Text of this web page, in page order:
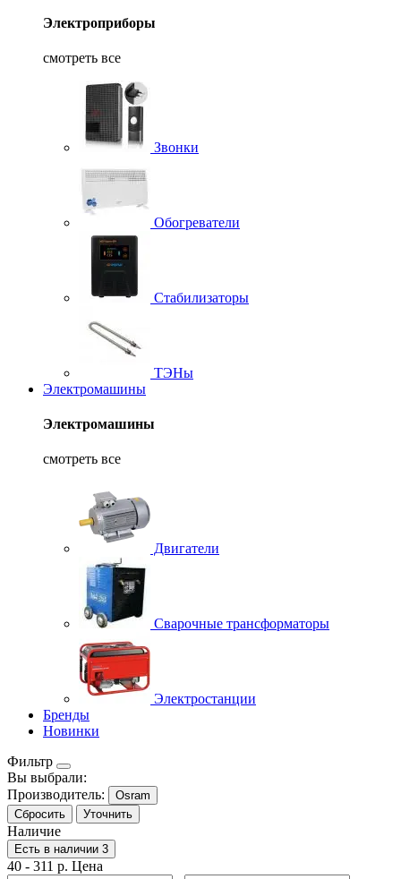
Электроприборы
смотреть все
Звонки
Обогреватели
Стабилизаторы
ТЭНы
Электромашины
Электромашины
смотреть все
Двигатели
Сварочные трансформаторы
Электростанции
Бренды
Новинки
Фильтр
Вы выбрали:
Производитель:
Osram
Сбросить
Уточнить
Наличие
Есть в наличии 3
40 - 311 р. Цена